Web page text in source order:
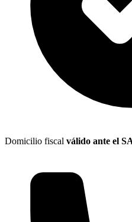
Domicilio fiscal válido ante el